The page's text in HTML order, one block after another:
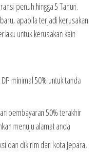
penuh hingga 5 Tahun.
apabila terjadi kerusakan
untuk kerusakan kain
minimal 50% untuk tanda
pembayaran 50% terakhir
menuju alamat anda
dan dikirim dari kota Jepara,